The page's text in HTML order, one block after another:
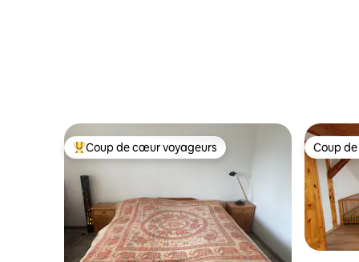
Coups de cœur voyageurs les plus appréciés
Coup de cœur voyageurs Coup
Coup